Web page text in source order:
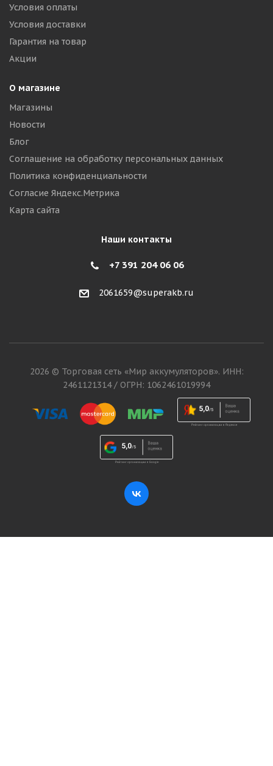
Условия оплаты
Условия доставки
Гарантия на товар
Акции
О магазине
Магазины
Новости
Блог
Соглашение на обработку персональных данных
Политика конфиденциальности
Согласие Яндекс.Метрика
Карта сайта
Наши контакты
+7 391 204 06 06
2061659@superakb.ru
2026 © Торговая сеть «Мир аккумуляторов». ИНН:
2461121314 / ОГРН: 1062461019994